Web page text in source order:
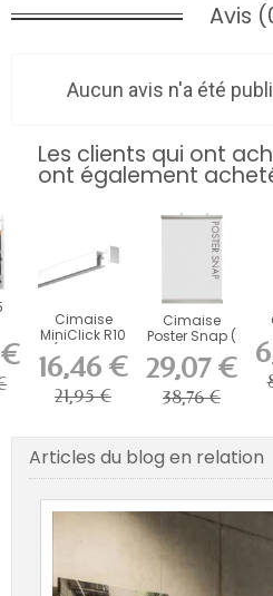
Avis
Aucun avis n'a été
Les clients qui ont
ont également
Cimaise
MiniClick R10
( Fixation
incluses...
16,46 €
21,95 €
Cimaise
Poster Snap (
Par 2
HAUT/BAS)
29,07 €
38,76 €
Articles du blog en relation